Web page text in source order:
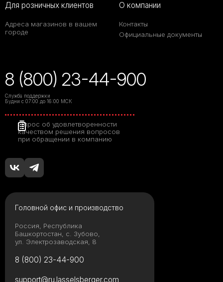
Для розничных клиентов
Адреса магазинов в вашем
городе
О компании
Контакты
Официальные документы
8 (800) 23-44-900
Служба поддержки
Будни с 07:00 до 16:00 МСК
Опрос об удовлетворенности
качеством решения вопросов
при обращении в компанию
Головной офис и производство
Россия, Республика
Башкортостан, с. Зубово,
ул. Электрозаводская, 8
8 (800) 23-44-900
support@ru.lasselsberger.com